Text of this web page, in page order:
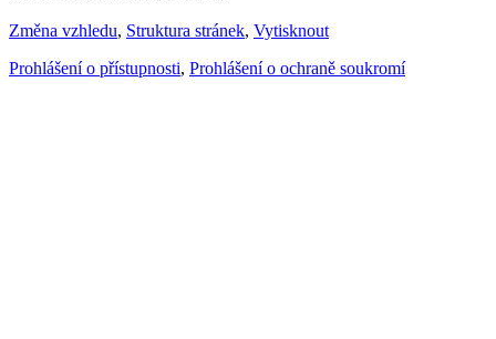
Změna vzhledu, Struktura stránek, Vytisknout
Prohlášení o přístupnosti, Prohlášení o ochraně soukromí